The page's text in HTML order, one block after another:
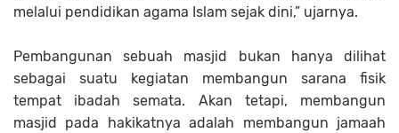
melalui pendidikan agama Islam sejak dini,” ujarnya.
Pembangunan sebuah masjid bukan hanya dilihat
sebagai suatu kegiatan membangun sarana fisik
tempat ibadah semata. Akan tetapi, membangun
masjid pada hakikatnya adalah membangun jamaah